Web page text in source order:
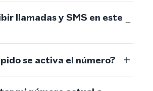
llamadas y SMS en este
se activa el número?